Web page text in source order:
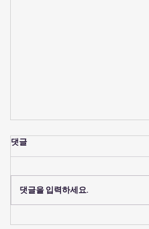
“내가 원하는 것과 하나님이
습니다. 야곱의 삶을 볼 때 많은 부
분에서 참 계산적이고, 이기적이
댓글
댓글을 입력하세요.